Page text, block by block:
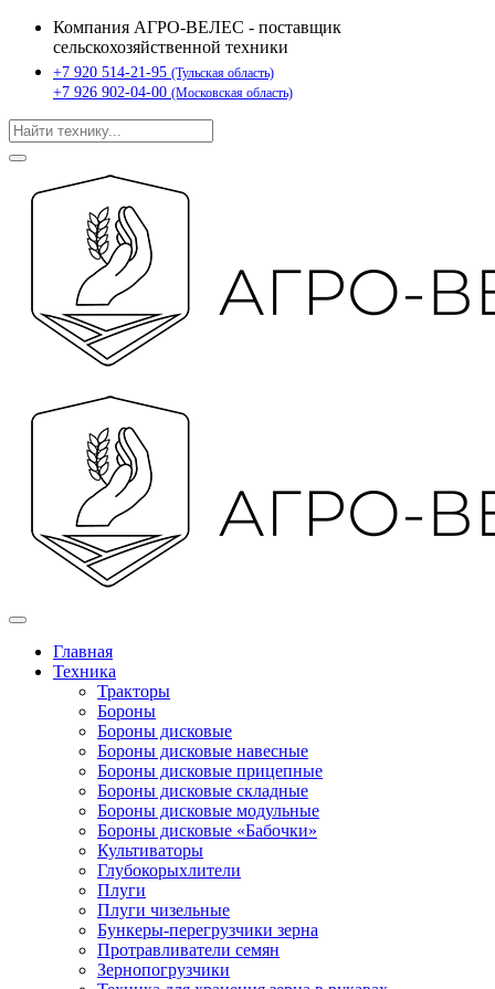
Компания АГРО-ВЕЛЕС - поставщик
сельскохозяйственной техники
+7 920 514-21-95 (Тульская область)
+7 926 902-04-00 (Московская область)
Главная
Техника
Тракторы
Бороны
Бороны дисковые
Бороны дисковые навесные
Бороны дисковые прицепные
Бороны дисковые складные
Бороны дисковые модульные
Бороны дисковые «Бабочки»
Культиваторы
Глубокорыхлители
Плуги
Плуги чизельные
Бункеры-перегрузчики зерна
Протравливатели семян
Зернопогрузчики